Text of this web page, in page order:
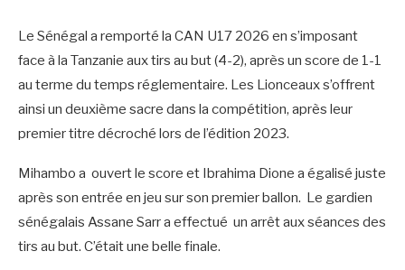
Le Sénégal a remporté la CAN U17 2026 en s’imposant
face à la Tanzanie aux tirs au but (4-2), après un score de 1-1
au terme du temps réglementaire. Les Lionceaux s’offrent
ainsi un deuxième sacre dans la compétition, après leur
premier titre décroché lors de l’édition 2023.
Mihambo a ouvert le score et Ibrahima Dione a égalisé juste
après son entrée en jeu sur son premier ballon. Le gardien
sénégalais Assane Sarr a effectué un arrêt aux séances des
tirs au but. C’était une belle finale.